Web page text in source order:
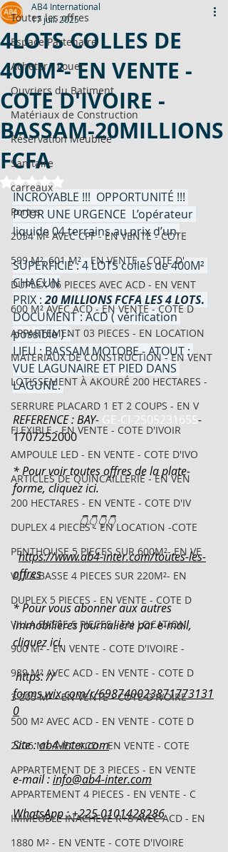
Toutes les offres
Espace Partenaire
Acheter - Louer
Ouvriers du Batiment
Matériaux de Construction
Réservation Meublée
Sanitaire
carreaux
Portes
2054 M² AVEC CPF - EN VENTE - COTE
599 M², 601 M² - EN VENTE - COTE D'
DUPLEX 06 PIECES AVEC ACD - EN VENT
600 M² AVEC ACD - EN VENTE - COTE D
APPARTEMENT 03 PIECES - EN LOCATION
MATERIAUX DE CONSTRUCTION - EN VENT
LOTISSEMENT À AKOURÉ 200 HECTARES -
SERRURE PLACARD 1 ET 2 COUPS - EN V
FLEXIBLE - EN VENTE - COTE D'IVOIR
AMPOULE LED - EN VENTE - COTE D'IVO
ARTICLES DE QUINCAILLERIE - EN VEN
200 HECTARES - EN VENTE - COTE D'IV
DUPLEX 4 PIECES - EN LOCATION -COTE
PENTHOUSE 5 PIECES SUR 600M²- EN VE
VILLA BASSE 4 PIECES SUR 220M²- EN
DUPLEX 5 PIECES - EN VENTE - COTE D
VILLA BASSE 5 PIECES - EN LOCATION
900 M² - EN VENTE - COTE D'IVOIRE -
989 M² AVEC ACD - EN VENTE - COTE D
3 205 M² - EN VENTE - COTE D'IVOIRE
500 M² AVEC ACD - EN VENTE - COTE D
2206 M² AVEC ACD - EN VENTE - COTE
APPARTEMENT DE 3 PIECES - EN VENTE
APPARTEMENT 4 PIECES - EN VENTE - C
IMMEUBLE INACHEVÉ R+8 AVEC ACD - EN
1880 M² - EN VENTE - COTE D'IVOIRE
4LOTS COLLES DE
400M²- EN VENTE -
COTE D'IVOIRE -
BASSAM-20MILLIONS
FCFA
AB4 International
17 juil. 2025
Noté NaN étoiles sur 5.
INCROYABLE !!!  OPPORTUNITÉ !!!
POUR UNE URGENCE  L’opérateur
liquide 04 terrains au prix d’un.
SUPERFICIE : 4 LOTS collés de 400M²
CHACUN
PRIX : 20 MILLIONS FCFA LES 4 LOTS.
DOCUMENT : ACD ( vérification
possible ) -
LIEU : BASSAM MOTOBE - ⁠ATOUT :
VUE LAGUNAIRE ET PIED DANS
LAGUNE.
REFERENCE : BAY- GE-CI-2505231655-
1707252000
* Pour voir toutes offres de la plate-
forme, cliquez ici.
👇👇👇👇
https://www.ab4-inter.com/toutes-les-
offres
* Pour vous abonner aux autres
immobilières journalière par e-mail,
cliquez ici.
https: //
forms.wix.com/r/698740023871773131
0
Site : ab4-inter.com
e-mail : info@ab4-inter.com
WhatsApp : +225 0101428286